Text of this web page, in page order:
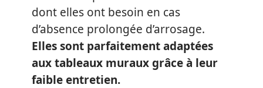
dont elles ont besoin en cas
d’absence prolongée d’arrosage.
Elles sont parfaitement adaptées
aux tableaux muraux grâce à leur
faible entretien.